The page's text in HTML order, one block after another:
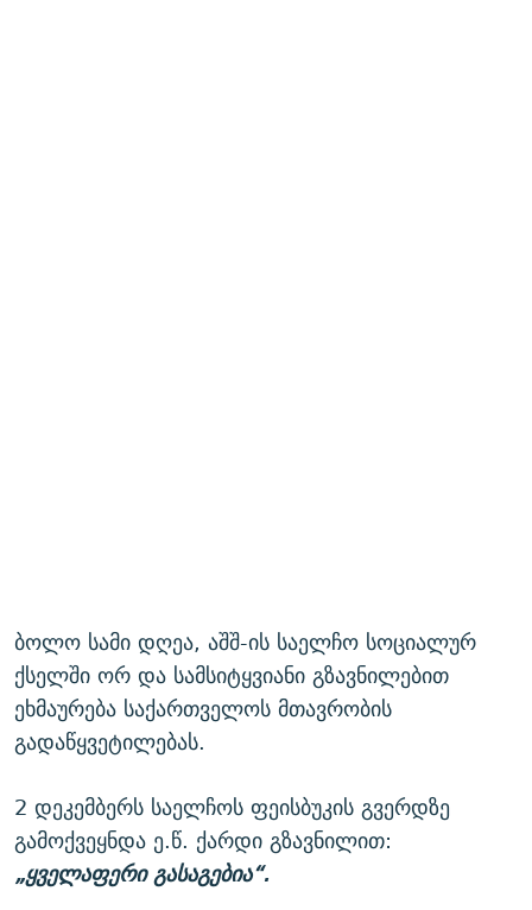
ბოლო სამი დღეა, აშშ-ის საელჩო სოციალურ
ქსელში ორ და სამსიტყვიანი გზავნილებით
ეხმაურება საქართველოს მთავრობის
გადაწყვეტილებას.
2 დეკემბერს საელჩოს ფეისბუკის გვერდზე
გამოქვეყნდა ე.წ. ქარდი გზავნილით:
„ყველაფერი გასაგებია“.